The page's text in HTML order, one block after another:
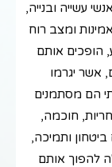
עשייה ובנייה,
ומצב רוח
הופכים אותם
אשר יגרמו
הם מסתמנים
חוכמה,
ביטחון ותמיכה,
להפוך אותם